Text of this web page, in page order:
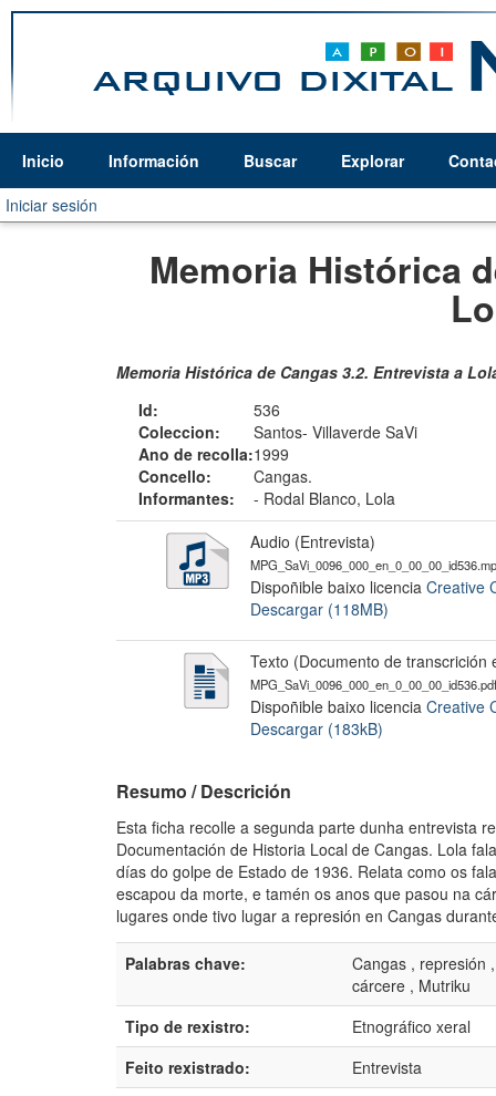
Inicio Información Buscar Explorar
Iniciar sesión
Memoria Histórica
Memoria Histórica de Cangas 3.2. Entrevista a
Id:
536
Coleccion:
Santos- Villaverde SaVi
Ano de recolla:1999
Concello:
Cangas.
Informantes:
- Rodal Blanco, Lola
Audio (Entrevista)
Dispoñible baixo licencia Creative
Descargar (118MB)
Texto (Documento de transcrición
MPG_SaVi_0096_000_en_0_00_00_id536.pdf
Dispoñible baixo licencia Creative
Descargar (183kB)
Resumo / Descrición
Esta ficha recolle a segunda parte dunha entrevista
Documentación de Historia Local de Cangas. Lola
días do golpe de Estado de 1936. Relata como os
escapou da morte, e tamén os anos que pasou na
lugares onde tivo lugar a represión en Cangas
Palabras chave:
Cangas , represión
cárcere , Mutriku
Tipo de rexistro:
Etnográfico xeral
Feito rexistrado:
Entrevista